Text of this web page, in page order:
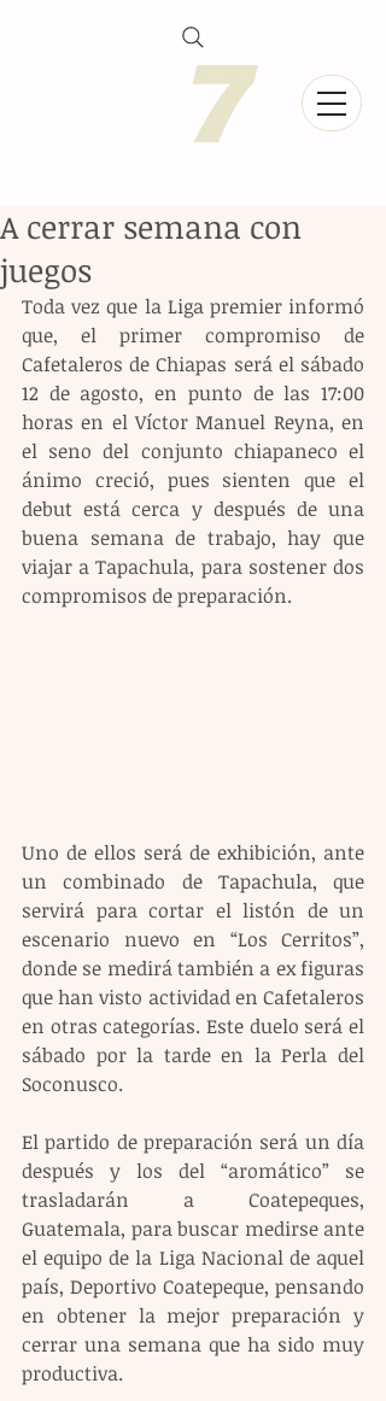
A cerrar semana con
juegos
Toda vez que la Liga premier informó
que, el primer compromiso de
Cafetaleros de Chiapas será el sábado
12 de agosto, en punto de las 17:00
horas en el Víctor Manuel Reyna, en
el seno del conjunto chiapaneco el
ánimo creció, pues sienten que el
debut está cerca y después de una
buena semana de trabajo, hay que
viajar a Tapachula, para sostener dos
compromisos de preparación.
Uno de ellos será de exhibición, ante
un combinado de Tapachula, que
servirá para cortar el listón de un
escenario nuevo en “Los Cerritos”,
donde se medirá también a ex figuras
que han visto actividad en Cafetaleros
en otras categorías. Este duelo será el
sábado por la tarde en la Perla del
Soconusco.
El partido de preparación será un día
después y los del “aromático” se
trasladarán a Coatepeques,
Guatemala, para buscar medirse ante
el equipo de la Liga Nacional de aquel
país, Deportivo Coatepeque, pensando
en obtener la mejor preparación y
cerrar una semana que ha sido muy
productiva.